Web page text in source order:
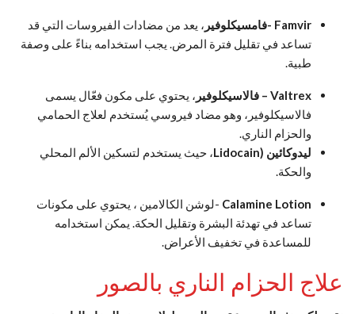
Famvir -فامسيكلوفير
، يعد من مضادات الفيروسات التي قد
تساعد في تقليل فترة المرض. يجب استخدامه بناءً على وصفة
طبية.
Valtrex – فالاسيكلوفير
، يحتوي على مكون فعّال يسمى
فالاسيكلوفير، وهو مضاد فيروسي يُستخدم لعلاج الحمامي
والحزام الناري.
ليدوكائين (Lidocain
، حيث يستخدم لتسكين الألم المحلي
والحكة.
Calamine Lotion -لوشن الكالامين ، يحتوي على مكونات
تساعد في تهدئة البشرة وتقليل الحكة. يمكن استخدامه
للمساعدة في تخفيف الأعراض.
علاج الحزام الناري بالصور